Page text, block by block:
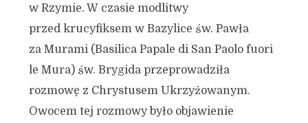
w Rzymie. W czasie modlitwy
przed krucyfiksem w Bazylice św. Pawła
za Murami (Basilica Papale di San Paolo fuori
le Mura) św. Brygida przeprowadziła
rozmowę z Chrystusem Ukrzyżowanym.
Owocem tej rozmowy było objawienie